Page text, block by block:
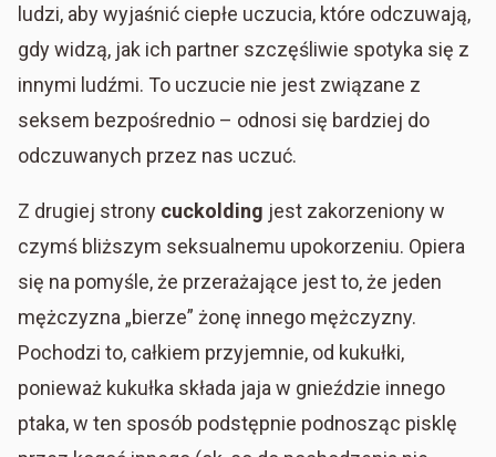
ludzi, aby wyjaśnić ciepłe uczucia, które odczuwają,
gdy widzą, jak ich partner szczęśliwie spotyka się z
innymi ludźmi. To uczucie nie jest związane z
seksem bezpośrednio – odnosi się bardziej do
odczuwanych przez nas uczuć.
Z drugiej strony cuckolding jest zakorzeniony w
czymś bliższym seksualnemu upokorzeniu. Opiera
się na pomyśle, że przerażające jest to, że jeden
mężczyzna „bierze” żonę innego mężczyzny.
Pochodzi to, całkiem przyjemnie, od kukułki,
ponieważ kukułka składa jaja w gnieździe innego
ptaka, w ten sposób podstępnie podnosząc pisklę